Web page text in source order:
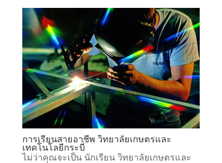
การเรียนสายอาชีพ วิทยาลัยเกษตรและ
เทคโนโลยีกระบี่
ไม่ว่าคุณจะเป็น นักเรียน วิทยาลัยเกษตรและ